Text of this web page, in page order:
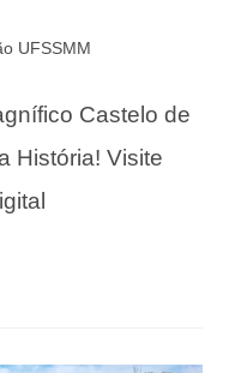
UFSSMM
Castelo de
História! Visite